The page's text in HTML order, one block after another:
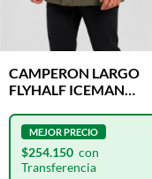
CAMPERON LARGO
FLYHALF ICEMAN
$254.150